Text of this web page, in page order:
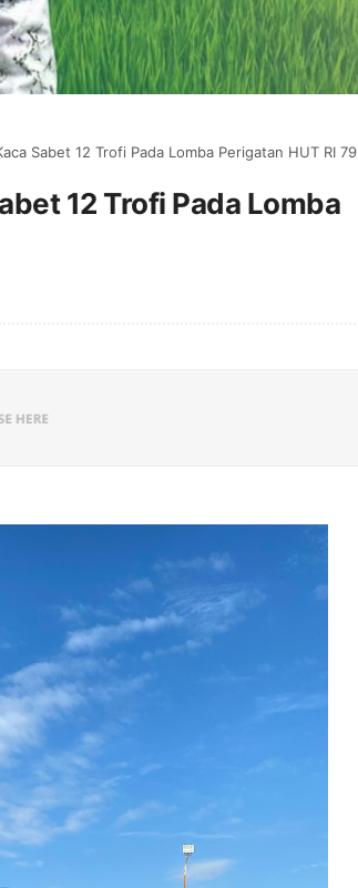
Sabet 12 Trofi Pada Lomba Perigatan HUT RI 79
12 Trofi Pada Lomba